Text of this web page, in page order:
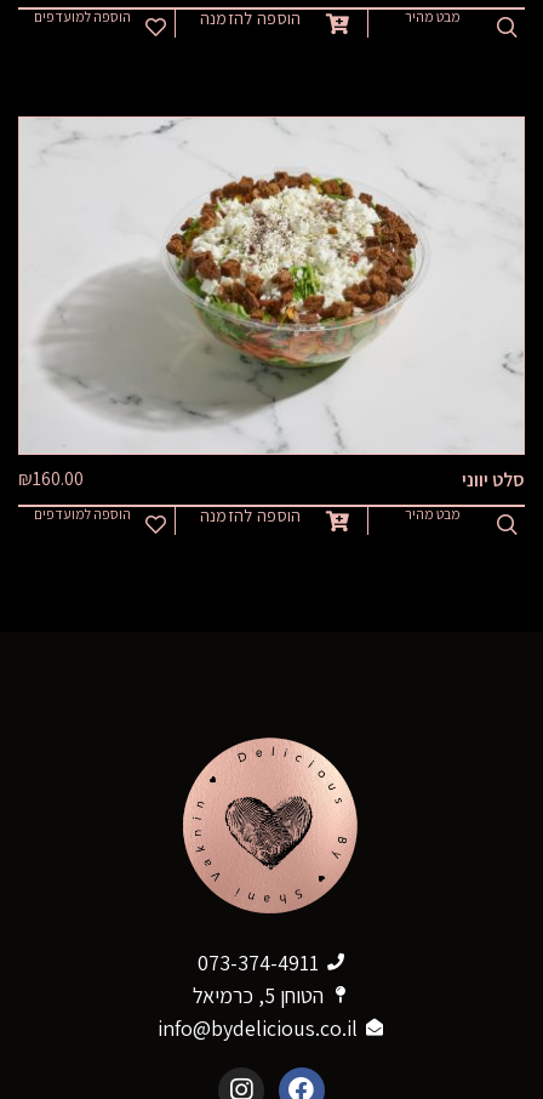
הוספה למועדפים הוספה להזמנה מבט מהיר
סלט יווני ₪160.00
הוספה למועדפים הוספה להזמנה מבט מהיר
073-374-4911
הטוחן 5, כרמיאל
info@bydelicious.co.il